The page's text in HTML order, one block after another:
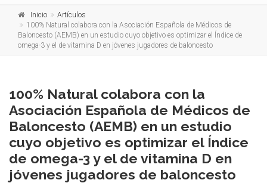
Inicio
Artículos
100% Natural colabora con la Asociación Española de Médicos de
Baloncesto (AEMB) en un estudio cuyo objetivo es optimizar el Índice de
omega-3 y el de vitamina D en jóvenes jugadores de baloncesto
100% Natural colabora con la
Asociación Española de Médicos de
Baloncesto (AEMB) en un estudio
cuyo objetivo es optimizar el Índice
de omega-3 y el de vitamina D en
jóvenes jugadores de baloncesto